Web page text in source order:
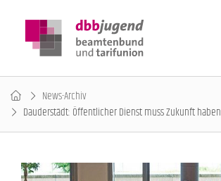
News-Archiv
Dauderstädt: Öffentlicher Dienst muss Zukunft haben